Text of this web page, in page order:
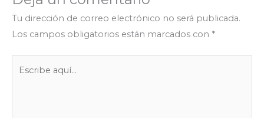
Tu dirección de correo electrónico no será publicada.
Los campos obligatorios están marcados con *